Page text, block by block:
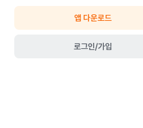
앱 다운로드
로그인/가입